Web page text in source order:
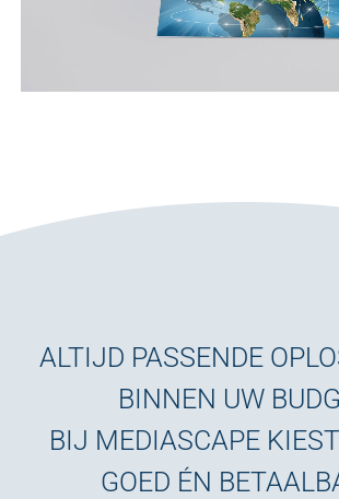
ALTIJD PASSENDE
BINNEN UW
BIJ MEDIASCAPE
GOED ÉN